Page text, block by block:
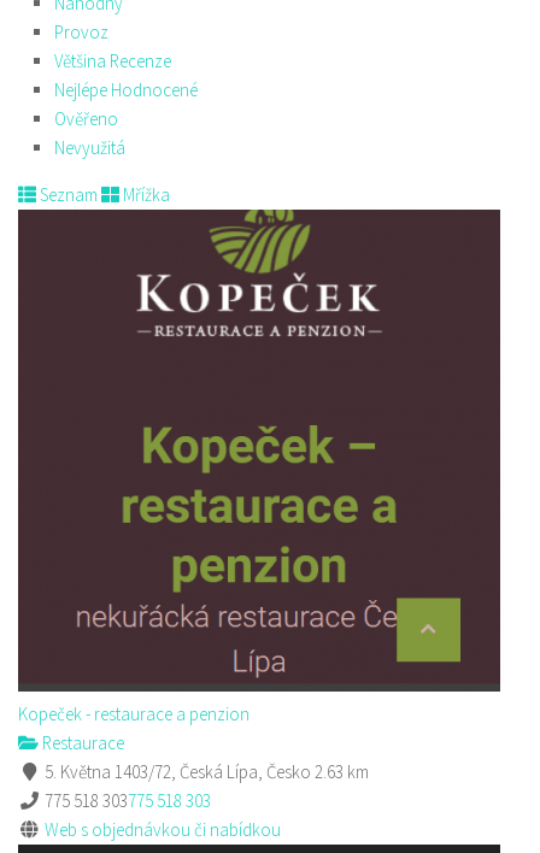
Provoz
Většina Recenze
Nejlépe Hodnocené
Ověřeno
Nevyužitá
Seznam Mřížka
Kopeček - restaurace a penzion
Restaurace
5. Května 1403/72, Česká Lípa, Česko 2.63 km
775 518 303775 518 303
Web s objednávkou či nabídkou